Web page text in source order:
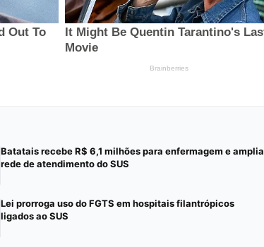
Batatais recebe R$ 6,1 milhões para enfermagem e amplia
rede de atendimento do SUS
Lei prorroga uso do FGTS em hospitais filantrópicos
ligados ao SUS